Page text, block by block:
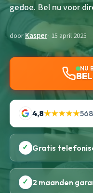
gedoe. Bel nu voor
doorKasper· 15 april 2025
NU
4,8★★★★★
✓ Gratis
✓ 2 maanden